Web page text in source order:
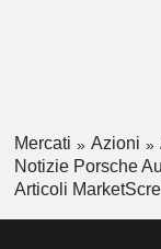
Mercati Azioni
Notizie Porsche
Articoli